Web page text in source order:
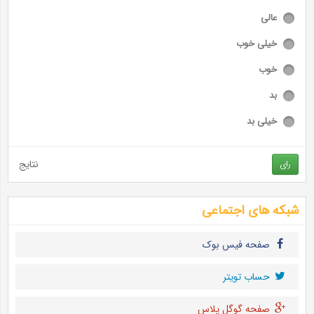
عالی
خیلی خوب
خوب
بد
خیلی بد
رای نتایج
شبکه های اجتماعی
صفحه فیس بوک
حساب تويتر
صفحه گوگل پلاس